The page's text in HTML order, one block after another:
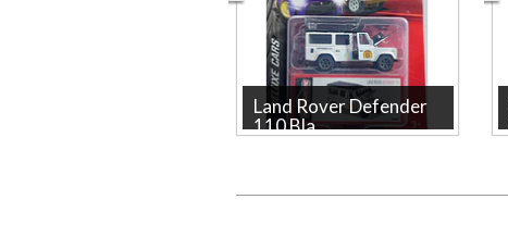
Land Rover Defender
110 Bla...